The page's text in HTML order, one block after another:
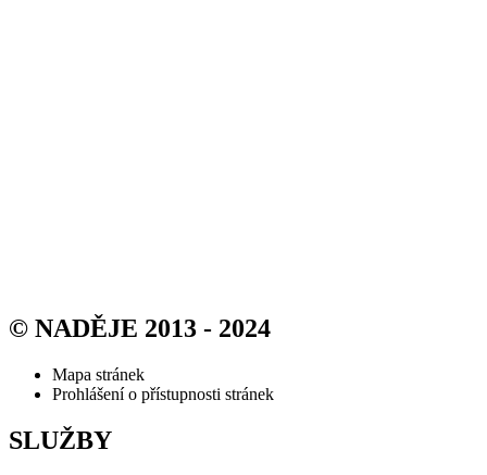
© NADĚJE 2013 - 2024
Mapa stránek
Prohlášení o přístupnosti stránek
SLUŽBY